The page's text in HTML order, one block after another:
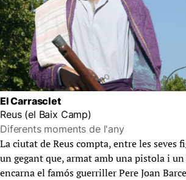
El Carrasclet
Reus (el Baix Camp)
Diferents moments de l'any
La ciutat de Reus compta, entre les seves
un gegant que, armat amb una pistola i
encarna el famós guerriller Pere Joan